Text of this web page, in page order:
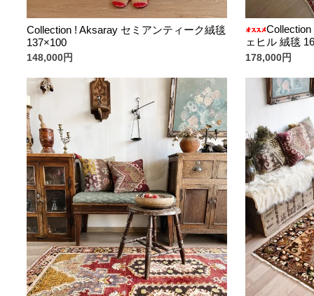
Collection ! Aksaray セミアンティーク絨毯
137×100
148,000円
ェヒル 絨毯
178,000円